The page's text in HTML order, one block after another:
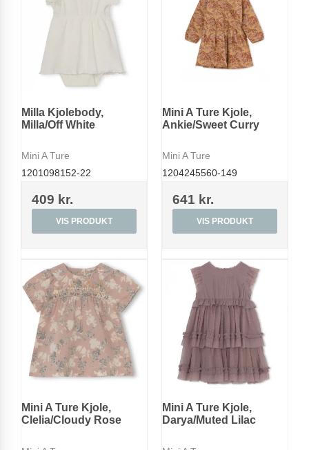
Milla Kjolebody,
Milla/Off White
Mini A Ture
1201098152-22
409 kr.
VIS PRODUKT
Mini A Ture Kjole,
Ankie/Sweet Curry
Mini A Ture
1204245560-149
641 kr.
VIS PRODUKT
Mini A Ture Kjole,
Clelia/Cloudy Rose
Mini A Ture Kjole,
Darya/Muted Lilac